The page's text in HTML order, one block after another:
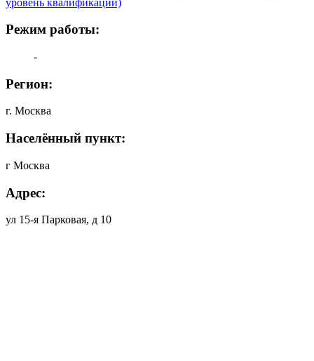
Режим работы:
-
Регион:
г. Москва
Населённый пункт:
г Москва
Адрес:
ул 15-я Парковая, д 10